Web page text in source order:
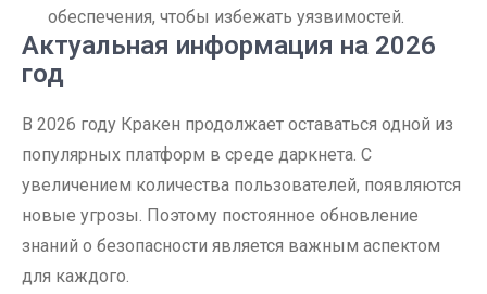
обеспечения, чтобы избежать уязвимостей.
Актуальная информация на 2026
год
В 2026 году Кракен продолжает оставаться одной из
популярных платформ в среде даркнета. С
увеличением количества пользователей, появляются
новые угрозы. Поэтому постоянное обновление
знаний о безопасности является важным аспектом
для каждого.